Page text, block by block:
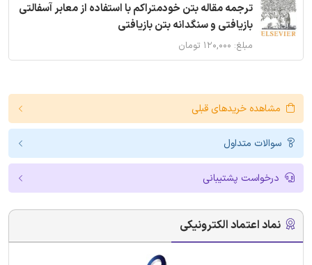
ترجمه مقاله بتن خودمتراکم با استفاده از معابر آسفالتی
بازیافتی و سنگدانه بتن بازیافتی
مبلغ: ۱۲۰,۰۰۰ تومان
مشاهده خریدهای قبلی
سوالات متداول
درخواست پشتیبانی
نماد اعتماد الکترونیکی